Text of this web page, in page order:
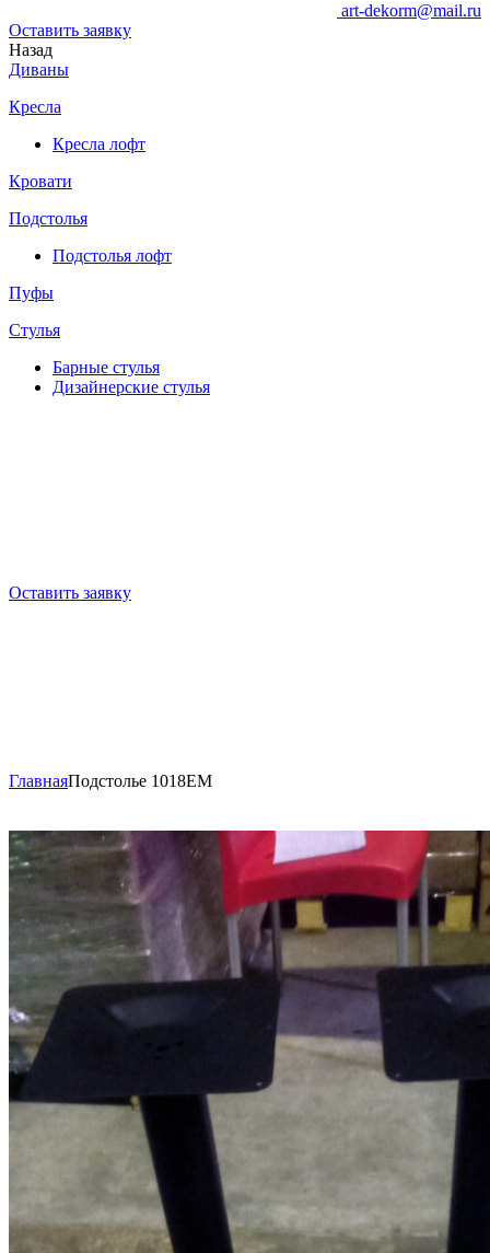
art-dekorm@mail.ru
Оставить заявку
Назад
Диваны
Кресла
Кресла лофт
Кровати
Подстолья
Подстолья лофт
Пуфы
Стулья
Барные cтулья
Дизайнерские cтулья
Оставить заявку
ГлавнаяПодстолье 1018EM